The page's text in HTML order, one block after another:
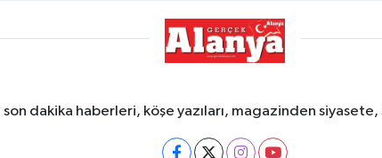
dakika haberleri, köşe yazıları, magazinden